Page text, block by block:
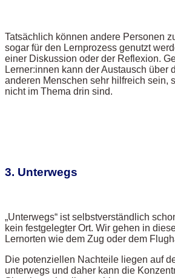
Tatsächlich können andere Personen
sogar für den Lernprozess genutzt
einer Diskussion oder der Reflexion.
Lerner:innen kann der Austausch über
anderen Menschen sehr hilfreich sein,
nicht im Thema drin sind.
3. Unterwegs
„Unterwegs“ ist selbstverständlich
kein festgelegter Ort. Wir gehen in
Lernorten wie dem Zug oder dem
Die potenziellen Nachteile liegen auf
unterwegs und daher kann die